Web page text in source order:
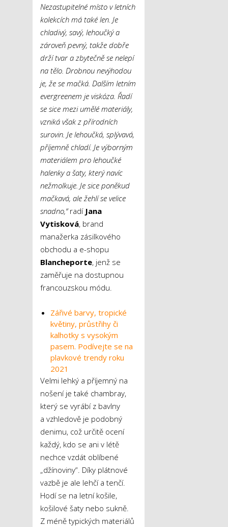
Nezastupitelné místo v letních
kolekcích má také len. Je
chladivý, savý, lehoučký a
zároveň pevný, takže dobře
drží tvar a zbytečně se nelepí
na tělo. Drobnou nevýhodou
je, že se mačká. Dalším letním
evergreenem je viskóza. Řadí
se sice mezi umělé materiály,
vzniká však z přírodních
surovin. Je lehoučká, splývavá,
příjemně chladí. Je výborným
materiálem pro lehoučké
halenky a šaty, který navíc
nežmolkuje. Je sice poněkud
mačkavá, ale žehlí se velice
snadno,“radí Jana
Vytisková, brand
manažerka zásilkového
obchodu a e-shopu
Blancheporte, jenž se
zaměřuje na dostupnou
francouzskou módu.
Zářivé barvy, tropické
květiny, průstřihy či
kalhotky s vysokým
pasem. Podívejte se na
plavkové trendy roku
2021
Velmi lehký a příjemný na
nošení je také chambray,
který se vyrábí z bavlny
a vzhledově je podobný
denimu, což určitě ocení
každý, kdo se ani v létě
nechce vzdát oblíbené
„džínoviny“. Díky plátnové
vazbě je ale lehčí a tenčí.
Hodí se na letní košile,
košilové šaty nebo sukně.
Z méně typických materiálů